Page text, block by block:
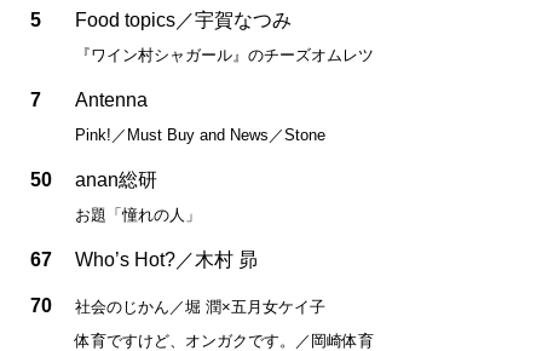
5 Food topics／宇賀なつみ
『ワイン村シャガール』のチーズオムレツ
7 Antenna
Pink!／Must Buy and News／Stone
50 anan総研
お題「憧れの人」
67 Who’s Hot?／木村 昴
70
社会のじかん／堀 潤×五月女ケイ子
体育ですけど、オンガクです。／岡崎体育